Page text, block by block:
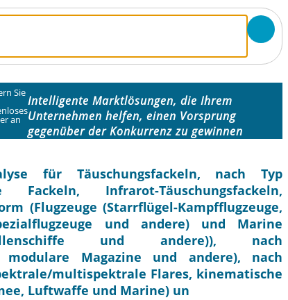
Sie
an
Intelligente Marktlösungen, die Ihrem
Unternehmen helfen, einen Vorsprung
gegenüber der Konkurrenz zu gewinnen
für Täuschungsfackeln, nach Typ
Infrarot-Täuschungsfackeln,
(Flugzeuge (Starrflügel-Kampfflugzeuge,
und andere) und Marine
und andere)), nach
modulare Magazine und andere), nach
multispektrale Flares, kinematische
Luftwaffe und Marine) un